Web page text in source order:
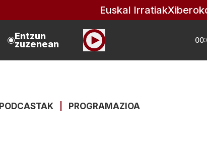
Euskal Irratiak
Entzun
zuzenean
PODCASTAK PROGRAMAZIOA